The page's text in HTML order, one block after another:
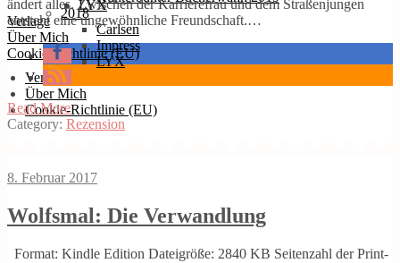
LYX
Verlage
Über Mich
Cookie-Richtlinie (EU)
2018
Carlsen
Impress
LYX
Verlage
Über Mich
Cookie-Richtlinie (EU)
ändert alles. Zwischen der Karrierefrau und dem Straßenjungen
entsteht eine ungewöhnliche Freundschaft.…
Read More
Category: Rezension
8. Februar 2017
Wolfsmal: Die Verwandlung
Format: Kindle Edition Dateigröße: 2840 KB Seitenzahl der Print-